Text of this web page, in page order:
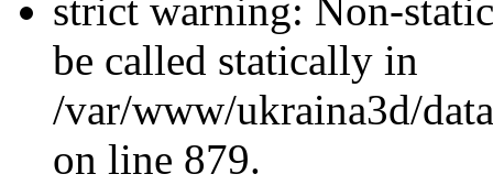
strict warning: Non-
be called statically in
/var/www/ukraina3d/
on line 879.